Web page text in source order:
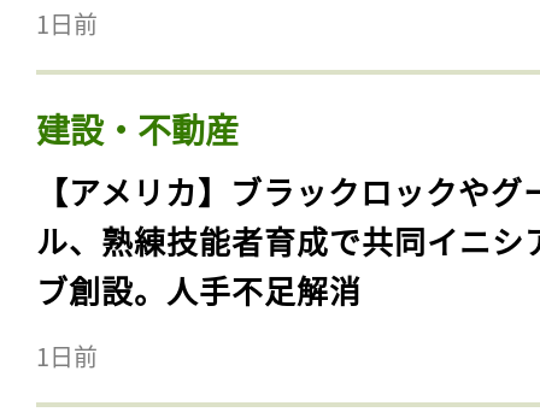
1日前
建設・不動産
【アメリカ】ブラックロックやグ
ル、熟練技能者育成で共同イニシ
ブ創設。人手不足解消
1日前